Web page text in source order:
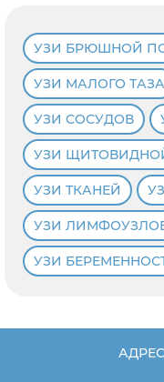
УЗИ БРЮШНОЙ
УЗИ МАЛОГО ТАЗА
УЗИ СОСУДОВ
УЗИ
УЗИ ТКАНЕЙ
УЗИ
УЗИ